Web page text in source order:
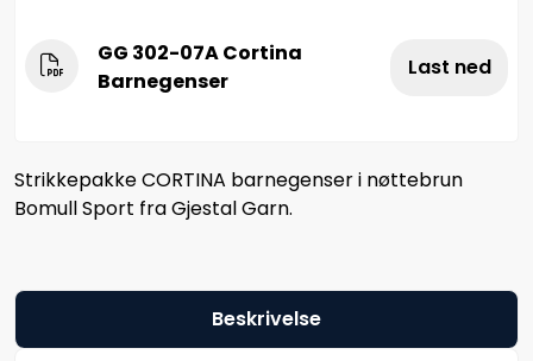
GG 302-07A Cortina
Barnegenser
Last ned
Strikkepakke CORTINA barnegenser i nøttebrun
Bomull Sport fra Gjestal Garn.
Beskrivelse